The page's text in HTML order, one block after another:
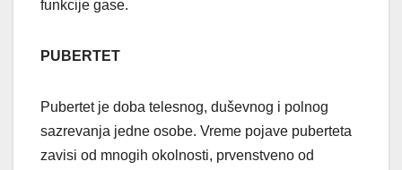
funkcije gase.
PUBERTET
Pubertet je doba telesnog, duševnog i polnog
sazrevanja jedne osobe. Vreme pojave puberteta
zavisi od mnogih okolnosti, prvenstveno od